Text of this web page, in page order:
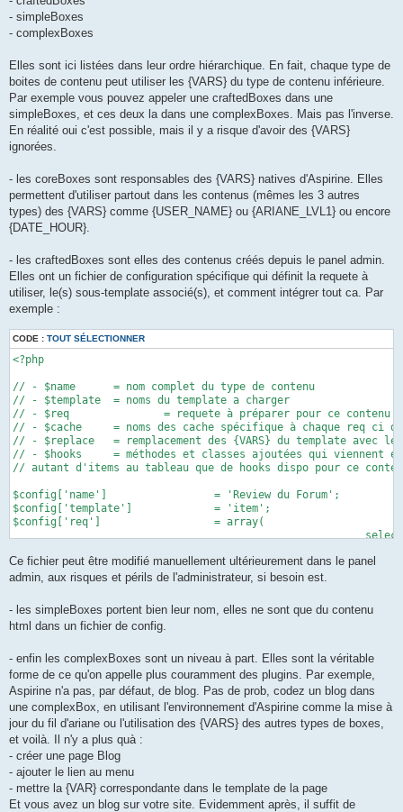
- simpleBoxes
- complexBoxes
Elles sont ici listées dans leur ordre hiérarchique. En fait, chaque type de
boites de contenu peut utiliser les {VARS} du type de contenu inférieure.
Par exemple vous pouvez appeler une craftedBoxes dans une
simpleBoxes, et ces deux la dans une complexBoxes. Mais pas l'inverse.
En réalité oui c'est possible, mais il y a risque d'avoir des {VARS}
ignorées.
- les coreBoxes sont responsables des {VARS} natives d'Aspirine. Elles
permettent d'utiliser partout dans les contenus (mêmes les 3 autres
types) des {VARS} comme {USER_NAME} ou {ARIANE_LVL1} ou encore
{DATE_HOUR}.
- les craftedBoxes sont elles des contenus créés depuis le panel admin.
Elles ont un fichier de configuration spécifique qui définit la requete à
utiliser, le(s) sous-template associé(s), et comment intégrer tout ca. Par
exemple :
CODE : TOUT SÉLECTIONNER
<?php
// - $name 	= nom complet du type de contenu
// - $template	= noms du template a charger
// - $req		= requete à préparer pour ce contenu
// - $cache	= noms des cache spécifique à chaque req ci dessus (utilisation de variables tels que {ID} pour définition de nom dynamique
// - $replace	= remplacement des {VARS} du template avec les valeurs des données récupéres + actions dessus si nécessaire
// - $hooks	= méthodes et classes ajoutées qui viennent éditer le contenu apres construction (array('objet1' => 'classe1','objet2' => 'classe2')
// autant d'items au tableau que de hooks dispo pour ce
$config['name']			= 'Review du Forum';
$config['template']		= 'item';
$config['req']			= array(
							select'	=> array('id_content','name_content','id_user','name_user'),
							'join'		=> array('users' => 'contents.author_content@users.id_user'),
							'where'	=> array('type_content = "forum"'),
							'limit'	=> array('0,10')
						);
$config['cache']		= 'review_forum';
						'{LINK}' 		=> array('id_content', 	array('before@?page=forum&lire=','topermalink@name_content')),
						'{AUTHOR}' 		=> array('id_user', 	array('switchfield@name_user')),
						'{NAME}' 		=> array('name_content', 	array('truncate@40@...')),
						'{FULL_NAME}' 	=> array('name_content'),
						'{TOOLTIP}' 	=> array('id_user',		array('replacevalue@tooltip'))
					);
$config['addafteritem'] = '';
$config['hooks']		= array();
?>
Ce fichier peut être modifié manuellement ultérieurement dans le panel
admin, aux risques et périls de l'administrateur, si besoin est.
- les simpleBoxes portent bien leur nom, elles ne sont que du contenu
html dans un fichier de config.
- enfin les complexBoxes sont un niveau à part. Elles sont la véritable
forme de ce qu'on appelle plus couramment des plugins. Par exemple,
Aspirine n'a pas, par défaut, de blog. Pas de prob, codez un blog dans
une complexBox, en utilisant l'environnement d'Aspirine comme la mise à
jour du fil d'ariane ou l'utilisation des {VARS} des autres types de boxes,
et voilà. Il n'y a plus quà :
- créer une page Blog
- ajouter le lien au menu
- mettre la {VAR} correspondante dans le template de la page
Et vous avez un blog sur votre site. Evidemment après, il suffit de